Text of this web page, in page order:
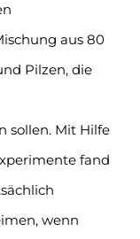
aus 80
Pilzen, die
sollen. Mit Hilfe
fand
wenn